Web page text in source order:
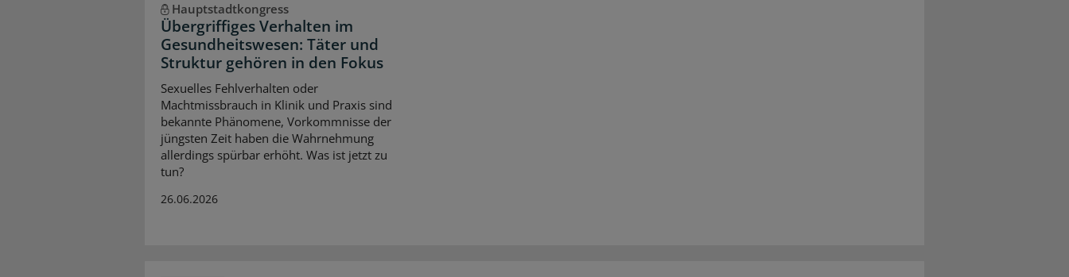
Hauptstadtkongress
Übergriffiges Verhalten im
Gesundheitswesen: Täter und
Struktur gehören in den Fokus
Sexuelles Fehlverhalten oder
Machtmissbrauch in Klinik und Praxis sind
bekannte Phänomene, Vorkommnisse der
jüngsten Zeit haben die Wahrnehmung
allerdings spürbar erhöht. Was ist jetzt zu
tun?
26.06.2026